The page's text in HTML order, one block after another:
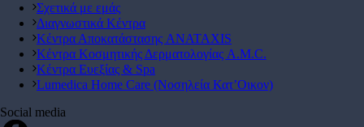
Σχετικά με εμάς
Διαγνωστικά Κέντρα
Κέντρα Αποκατάστασης ANATAXIS
Κέντρα Κοσμητικής Δερματολογίας A.M.C.
Κέντρα Ευεξίας & Spa
Lumedica Home Care (Νοσηλεία Κατ’Οικον)
Social media